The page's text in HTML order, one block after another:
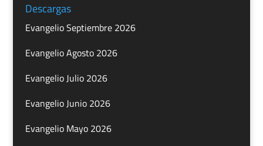
Descargas
Evangelio Septiembre 2026
Evangelio Agosto 2026
Evangelio Julio 2026
Evangelio Junio 2026
Evangelio Mayo 2026